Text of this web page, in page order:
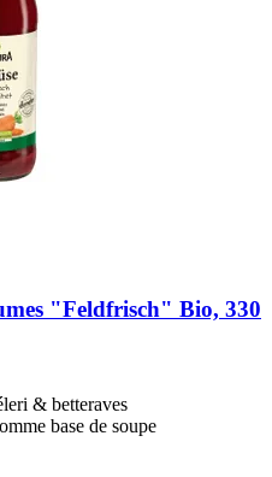
"Feldfrisch" Bio, 330
& betteraves
base de soupe